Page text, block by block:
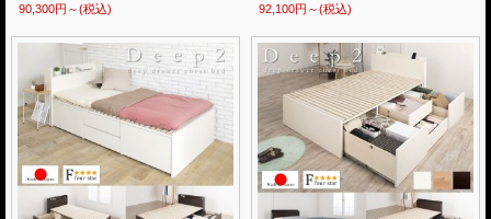
90,300円～(税込)
92,100円～(税込)